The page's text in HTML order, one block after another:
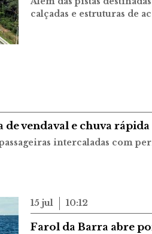
calçadas e estruturas de
de vendaval e chuva
intercaladas com
15 jul 10:12
Farol da Barra abre